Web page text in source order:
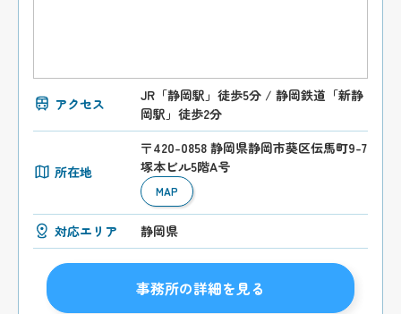
アクセス
JR「静岡駅」徒歩5分 / 静岡鉄道「新静
岡駅」徒歩2分
所在地
〒420-0858 静岡県静岡市葵区伝馬町9-7
塚本ビル5階A号
MAP
対応エリア 静岡県
事務所の詳細を見る